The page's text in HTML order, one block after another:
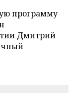
программу
Дмитрий